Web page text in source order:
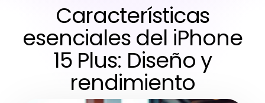
Características
esenciales del iPhone
15 Plus: Diseño y
rendimiento